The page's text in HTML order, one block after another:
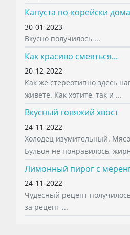
Капуста по-корейски
30-01-2023
Вкусно получилось ...
Как красиво смеяться...
20-12-2022
Как же стереотипно здесь
живете. Как хотите, так и ...
Вкусный говяжий хвост
24-11-2022
Холодец изумительный.
Бульон не понравилось,
Лимонный пирог с
24-11-2022
Чудесный рецепт
за рецепт ...